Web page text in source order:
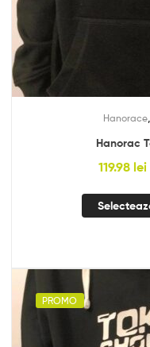
Hanorace
Hanorac
119.98 lei
PROMO